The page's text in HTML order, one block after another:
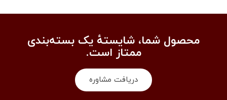
محصول شما، شایستهٔ یک بسته‌بندی
ممتاز است.
دریافت مشاوره